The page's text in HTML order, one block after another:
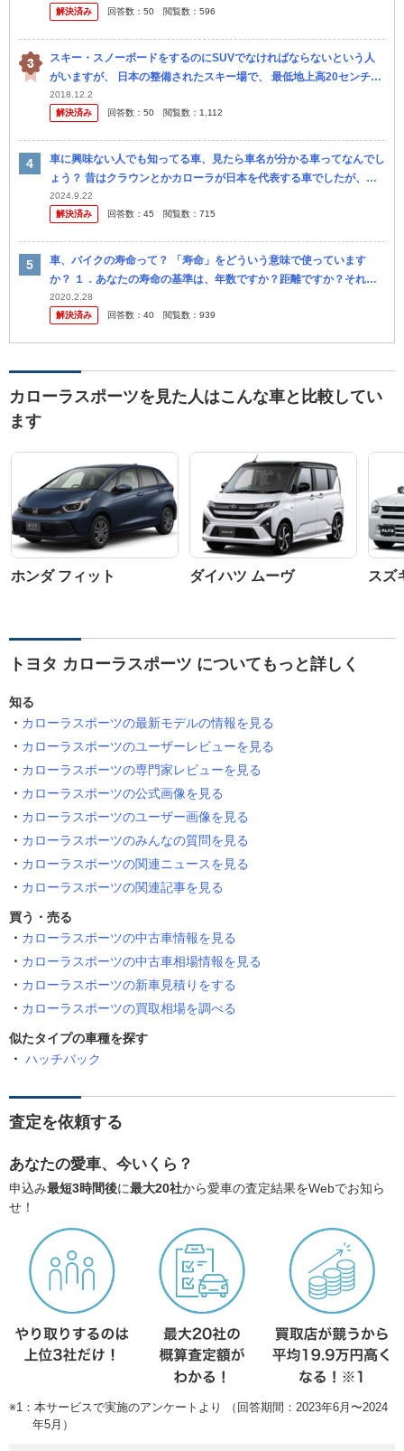
解決済み 回答数： 50 閲覧数： 596
スキー・スノーボードをするのにSUVでなければならないという人
がいますが、 日本の整備されたスキー場で、 最低地上高20センチ以
上雪が積もって動けなくなるようなことあるんでしょうか？ まあ四
駆の...
2018.12.2
解決済み
回答数： 50 閲覧数： 1,112
車に興味ない人でも知ってる車、見たら車名が分かる車ってなんでし
ょう？ 昔はクラウンとかカローラが日本を代表する車でしたが、今
はなんでしょう？
2024.9.22
解決済み
回答数： 45 閲覧数： 715
車、バイクの寿命って？ 「寿命」をどういう意味で使っています
か？ １．あなたの寿命の基準は、年数ですか？距離ですか？それ以
外？ ２．現在所有している車名と、寿命をどの位考えているかをお
答えくだ...
2020.2.28
解決済み
回答数： 40 閲覧数： 939
カローラスポーツを見た人はこんな車と比較してい
ます
ホンダ フィット ダイハツ ムーヴ スズ
トヨタ カローラスポーツ についてもっと詳しく
知る
カローラスポーツの最新モデルの情報を見る
カローラスポーツのユーザーレビューを見る
カローラスポーツの専門家レビューを見る
カローラスポーツの公式画像を見る
カローラスポーツのユーザー画像を見る
カローラスポーツのみんなの質問を見る
カローラスポーツの関連ニュースを見る
カローラスポーツの関連記事を見る
買う・売る
カローラスポーツの中古車情報を見る
カローラスポーツの中古車相場情報を見る
カローラスポーツの新車見積りをする
カローラスポーツの買取相場を調べる
似たタイプの車種を探す
ハッチバック
査定を依頼する
あなたの愛車、今いくら？
申込み最短3時間後に最大20社から愛車の査定結果をWebでお知ら
せ！
※1：本サービスで実施のアンケートより （回答期間：2023年6月〜2024
年5月）